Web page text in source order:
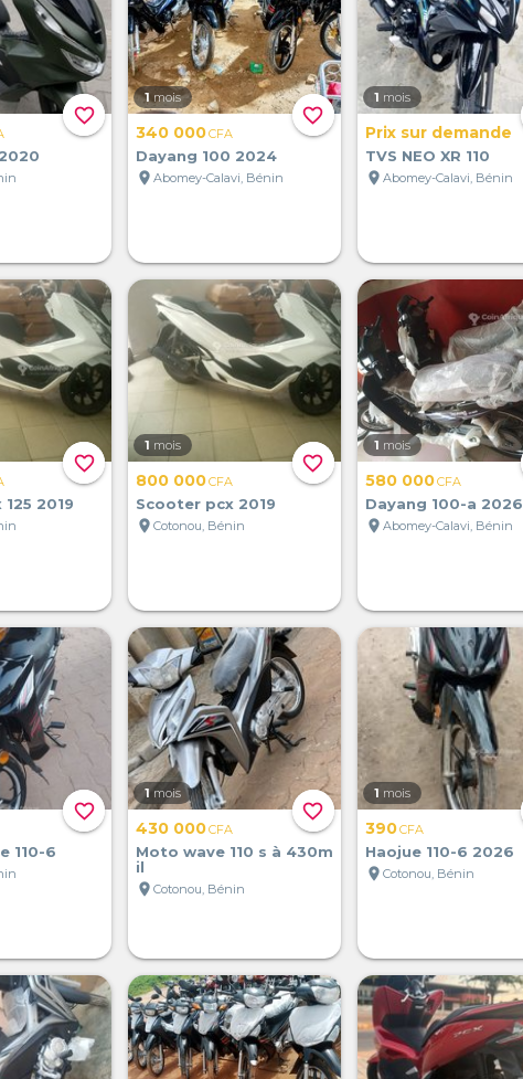
favorite_border favorite_border
1 mois
340 000CFA
Dayang 100 2024
location_onAbomey-Calavi, Bénin
1 mois
Prix sur demande
TVS NEO XR 110
location_on Abomey-Calavi, Bénin
favorite_border
125 2019
favorite_border
1 mois
800 000CFA
Scooter pcx 2019
location_onCotonou, Bénin
1 mois
580 000CFA
Dayang 100-a 2026
location_on Abomey-Calavi, Bénin
favorite_border
110-6
favorite_border
1 mois
430 000CFA
Moto wave 110 s à 430m
il
location_onCotonou, Bénin
1 mois
390CFA
Haojue 110-6 2026
location_on Cotonou, Bénin